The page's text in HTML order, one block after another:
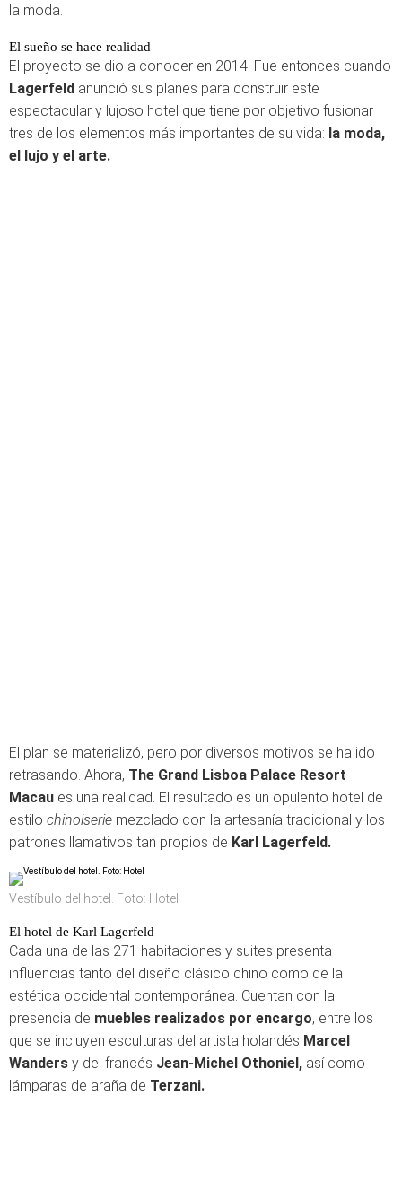
la moda.
El sueño se hace realidad
El proyecto se dio a conocer en 2014. Fue entonces cuando
Lagerfeld anunció sus planes para construir este
espectacular y lujoso hotel que tiene por objetivo fusionar
tres de los elementos más importantes de su vida: la moda,
el lujo y el arte.
El plan se materializó, pero por diversos motivos se ha ido
retrasando. Ahora, The Grand Lisboa Palace Resort
Macau es una realidad. El resultado es un opulento hotel de
estilo chinoiserie mezclado con la artesanía tradicional y los
patrones llamativos tan propios de Karl Lagerfeld.
Vestíbulo del hotel. Foto: Hotel
El hotel de Karl Lagerfeld
Cada una de las 271 habitaciones y suites presenta
influencias tanto del diseño clásico chino como de la
estética occidental contemporánea. Cuentan con la
presencia de muebles realizados por encargo, entre los
que se incluyen esculturas del artista holandés Marcel
Wanders y del francés Jean-Michel Othoniel, así como
lámparas de araña de Terzani.